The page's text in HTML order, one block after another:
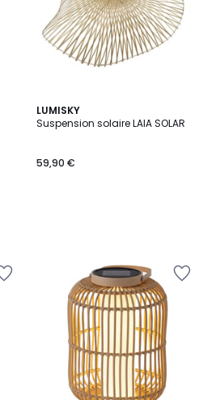
LUMISKY
Suspension solaire LAIA SOLAR
59,90 €